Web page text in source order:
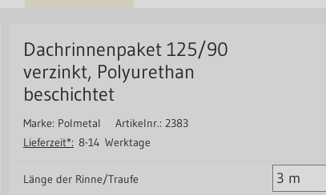
Dachrinnenpaket 125/90
verzinkt, Polyurethan
beschichtet
Marke: Polmetal Artikelnr.: 2383
Lieferzeit*: 8-14 Werktage
Länge der Rinne/Traufe